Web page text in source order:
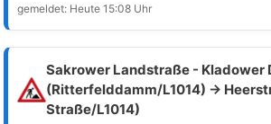
gemeldet: Heute 15:08 Uhr
Sakrower Landstraße - Kladower
(Ritterfelddamm/L1014) →
Straße/L1014)